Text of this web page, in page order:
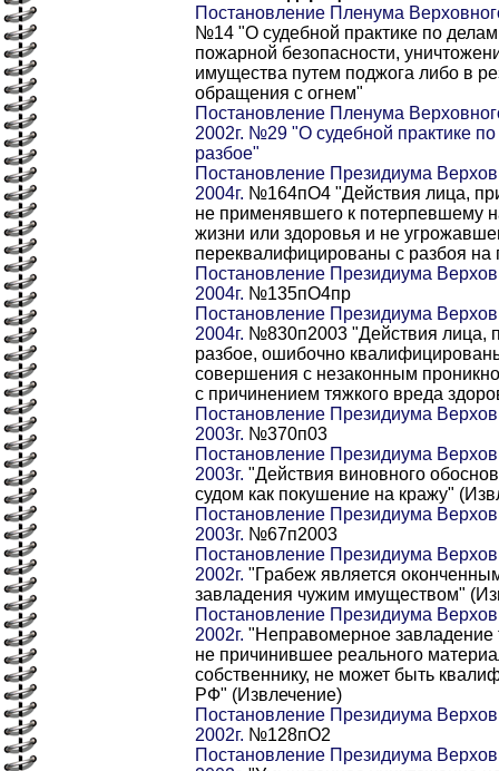
Постановление Пленума
№14 "О судебной практике по
пожарной безопасности,
имущества путем поджога либо в
обращения с огнем"
Постановление Пленума
2002г. №29 "О судебной практике
разбое"
Постановление Президиума
2004г. №164пО4 "Действия лица,
не применявшего к потерпевшему
жизни или здоровья и не
переквалифицированы с разбоя на
Постановление Президиума
2004г. №135пО4пр
Постановление Президиума
2004г. №830п2003 "Действия лица,
разбое, ошибочно
совершения с незаконным
с причинением тяжкого вреда
Постановление Президиума
2003г. №370п03
Постановление Президиума
2003г. "Действия виновного
судом как покушение на кражу"
Постановление Президиума
2003г. №67п2003
Постановление Президиума
2002г. "Грабеж является
завладения чужим имуществом"
Постановление Президиума
2002г. "Неправомерное завладение
не причинившее реального
собственнику, не может быть
РФ" (Извлечение)
Постановление Президиума
2002г. №128пО2
Постановление Президиума